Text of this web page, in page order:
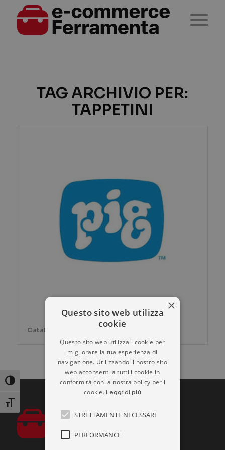
Attiva/disattiva alto contrasto
Attiva/disattiva dimensione testo
TAG ARCHIVIO PER:
TAPPETINI
Catalogo prodotti PIG
×
Questo sito web utilizza
cookie
Questo sito web utilizza i cookie per
migliorare la tua esperienza di
navigazione. Utilizzando il nostro sito
web acconsenti a tutti i cookie in
conformità con la nostra policy per i
cookie.Leggi di più
STRETTAMENTE NECESSARI
PERFORMANCE